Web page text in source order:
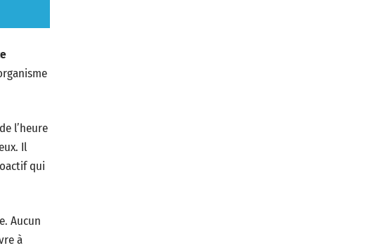
l’heure
Il
qui
Aucun
à